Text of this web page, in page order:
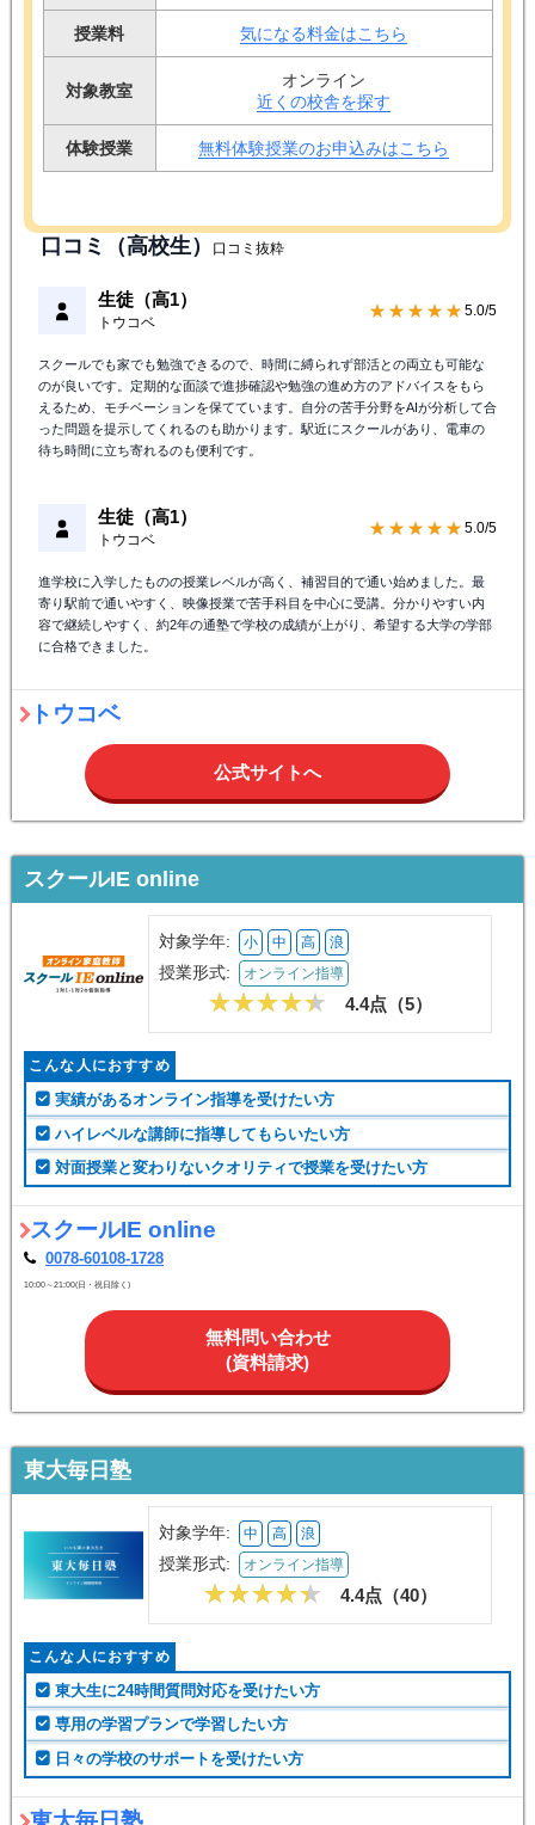
授業料 気になる料金はこちら
対象教室
オンライン
近くの校舎を探す
体験授業 無料体験授業のお申込みはこちら
口コミ（高校生） 口コミ抜粋
生徒（高1）
トウコベ
★★★★★ 5.0/5
スクールでも家でも勉強できるので、時間に縛られず部活との両立も可能な
のが良いです。定期的な面談で進捗確認や勉強の進め方のアドバイスをもら
えるため、モチベーションを保てています。自分の苦手分野をAIが分析して合
った問題を提示してくれるのも助かります。駅近にスクールがあり、電車の
待ち時間に立ち寄れるのも便利です。
生徒（高1）
トウコベ
★★★★★ 5.0/5
進学校に入学したものの授業レベルが高く、補習目的で通い始めました。最
寄り駅前で通いやすく、映像授業で苦手科目を中心に受講。分かりやすい内
容で継続しやすく、約2年の通塾で学校の成績が上がり、希望する大学の学部
に合格できました。
トウコベ
公式サイトへ
スクールIE online
対象学年: 小 中 高 浪
授業形式: オンライン指導
4.4点（5）
こんな人におすすめ
実績があるオンライン指導を受けたい方
ハイレベルな講師に指導してもらいたい方
対面授業と変わりないクオリティで授業を受けたい方
スクールIE online
0078-60108-1728
10:00～21:00(日・祝日除く)
無料問い合わせ
(資料請求)
東大毎日塾
対象学年: 中 高 浪
授業形式: オンライン指導
4.4点（40）
こんな人におすすめ
東大生に24時間質問対応を受けたい方
専用の学習プランで学習したい方
日々の学校のサポートを受けたい方